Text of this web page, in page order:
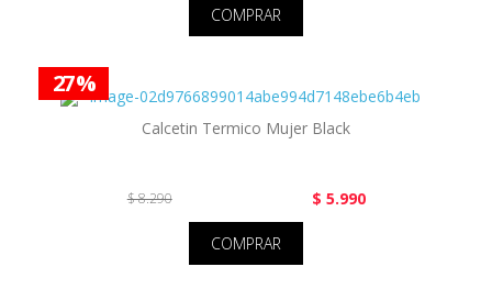
COMPRAR
27 %
Calcetin Termico Mujer Black
$ 8.290 $ 5.990
COMPRAR